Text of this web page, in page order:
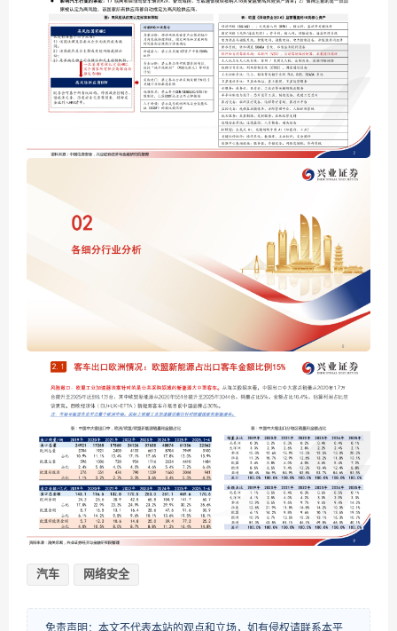
汽车 网络安全
免责声明：本文不代表本站的观点和立场，如有侵权请联系本平